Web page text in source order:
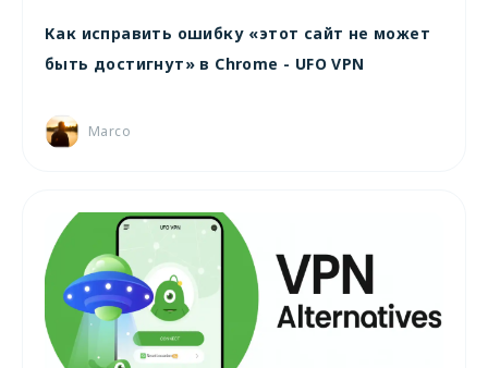
Как исправить ошибку «этот сайт не может
быть достигнут» в Chrome - UFO VPN
Marco